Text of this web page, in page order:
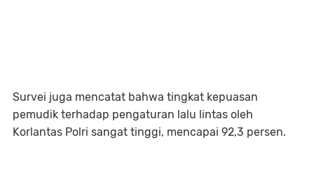
Survei juga mencatat bahwa tingkat kepuasan
pemudik terhadap pengaturan lalu lintas oleh
Korlantas Polri sangat tinggi, mencapai 92,3 persen.